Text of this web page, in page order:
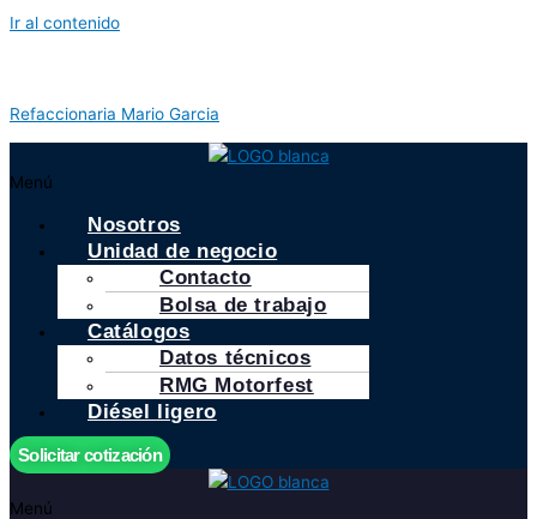
Ir al contenido
Refaccionaria Mario Garcia
Menú
Nosotros
Unidad de negocio
Contacto
Bolsa de trabajo
Catálogos
Datos técnicos
RMG Motorfest
Diésel ligero
Solicitar cotización
Menú